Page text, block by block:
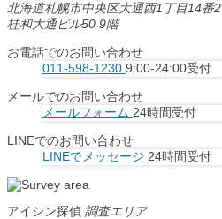
北海道札幌市中央区大通西1丁目14番2
桂和大通ビル50 9階
お電話でのお問い合わせ
011-598-1230 9:00-24:00受付
メールでのお問い合わせ
メールフォーム 24時間受付
LINEでのお問い合わせ
LINEでメッセージ 24時間受付
アイシン探偵 調査エリア